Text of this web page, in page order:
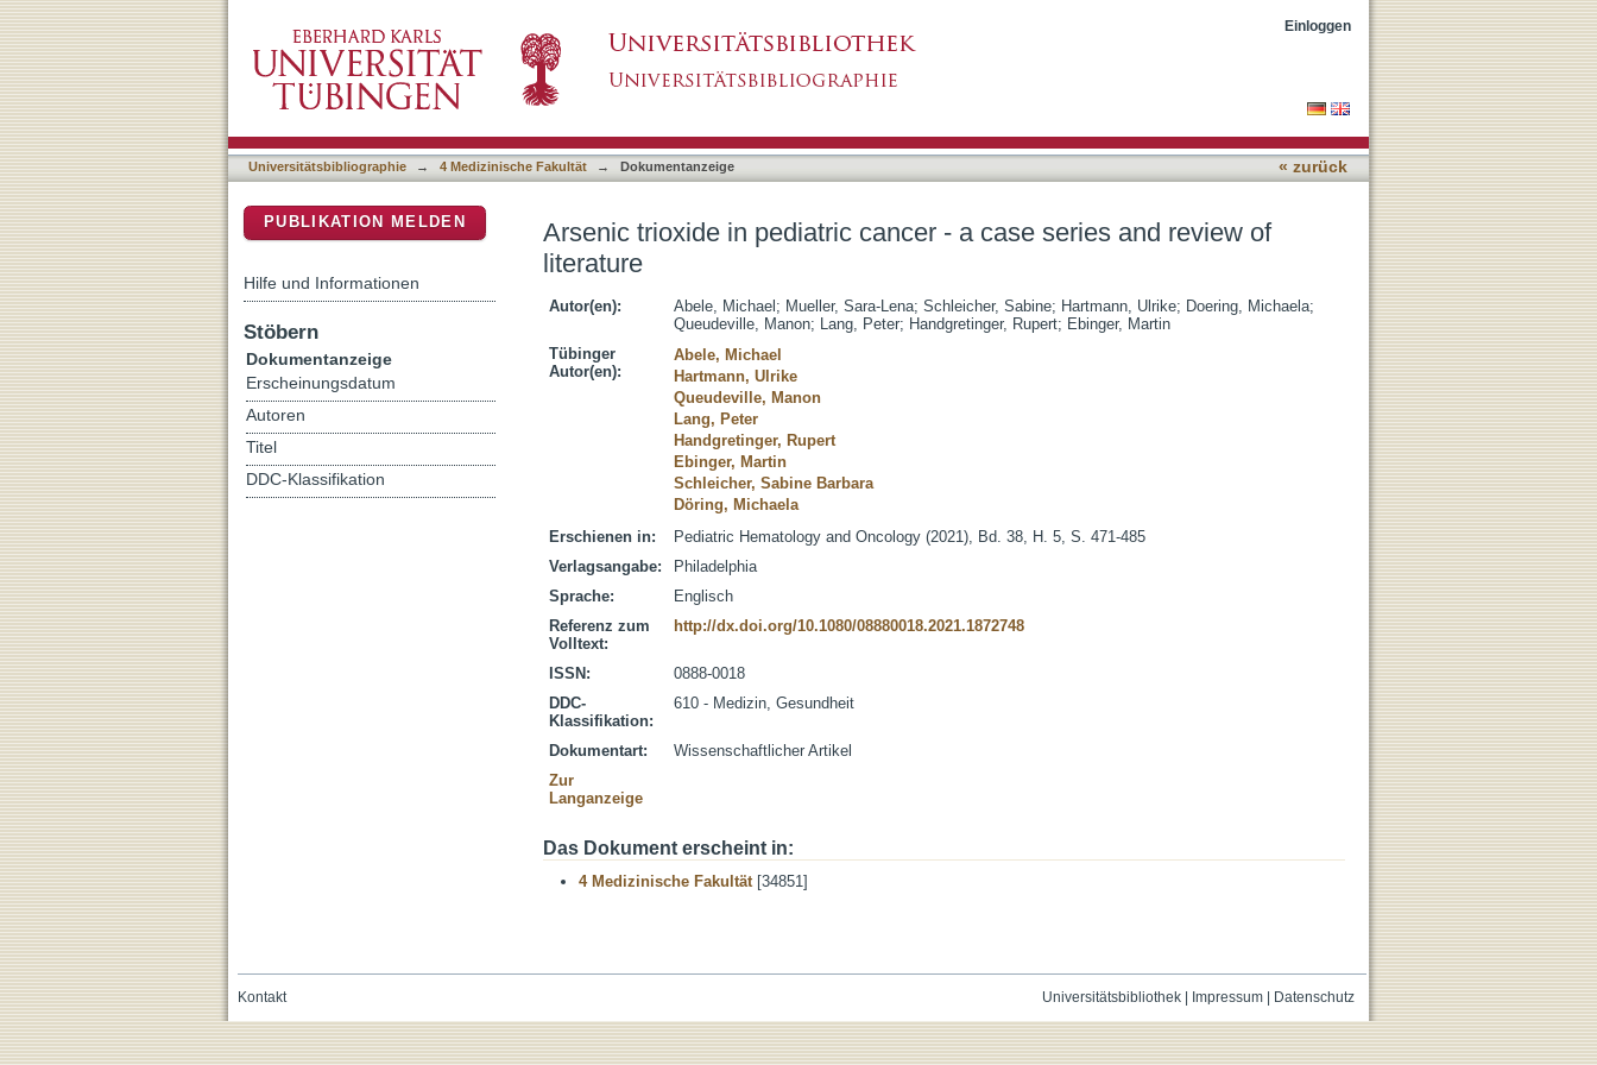
Einloggen
Universitätsbibliographie → 4 Medizinische Fakultät → Dokumentanzeige « zurück
Arsenic trioxide in pediatric cancer - a case series and review of
literature
Autor(en): Abele, Michael ; Mueller, Sara-Lena; Schleicher, Sabine; Hartmann, Ulrike; Doering, Michaela;
Queudeville, Manon; Lang, Peter; Handgretinger, Rupert; Ebinger, Martin
Tübinger
Autor(en):
Abele, Michael
Hartmann, Ulrike
Queudeville, Manon
Lang, Peter
Handgretinger, Rupert
Ebinger, Martin
Schleicher, Sabine Barbara
Döring, Michaela
Erschienen in:
Pediatric Hematology and Oncology (2021), Bd. 38, H. 5, S. 471-485
Verlagsangabe:
Philadelphia
Sprache:
Englisch
Referenz zum
Volltext:
http://dx.doi.org/10.1080/08880018.2021.1872748
ISSN:
0888-0018
DDC-
Klassifikation:
610 - Medizin, Gesundheit
Dokumentart:
Wissenschaftlicher Artikel
Zur
Langanzeige
Das Dokument erscheint in:
4 Medizinische Fakultät[34851]
PUBLIKATION MELDEN
Hilfe und Informationen
Stöbern
Dokumentanzeige
Erscheinungsdatum
Autoren
Titel
DDC-Klassifikation
Universitätsbibliothek| Impressum| Datenschutz
Kontakt